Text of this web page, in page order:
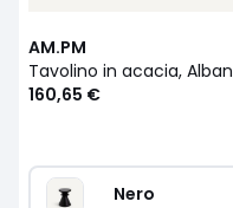
AM.PM
Tavolino in acacia, Alban
160,65 €
Nero